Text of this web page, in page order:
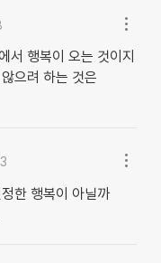
서 행복이 오는 것이지
으려 하는 것은
한 행복이 아닐까